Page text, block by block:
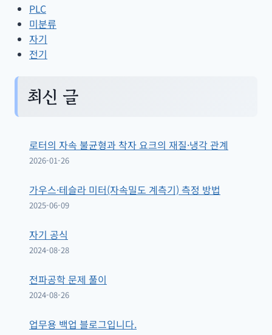
PLC
미분류
자기
전기
최신 글
로터의 자속 불균형과 착자 요크의 재질·냉각 관계
2026-01-26
가우스·테슬라 미터(자속밀도 계측기) 측정 방법
2025-06-09
자기 공식
2024-08-28
전파공학 문제 풀이
2024-08-26
업무용 백업 블로그입니다.